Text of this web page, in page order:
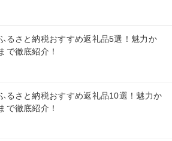
るさと納税おすすめ返礼品5選！魅力か
で徹底紹介！
るさと納税おすすめ返礼品10選！魅力か
で徹底紹介！